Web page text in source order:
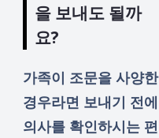
을 보내도 될까
요?
가족이 조문을 사양한
경우라면 보내기 전에
의사를 확인하시는 편